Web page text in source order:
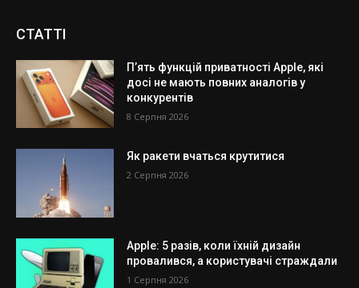
СТАТТІ
П’ять функцій приватності Apple, які
досі не мають повних аналогів у
конкурентів
8 Серпня 2026
Як ракети вчаться крутитися
2 Серпня 2026
Apple: 5 разів, коли їхній дизайн
провалився, а користувачі страждали
1 Серпня 2026